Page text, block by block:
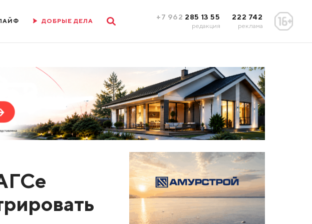
ДОБРЫЕ ДЕЛА +7 962 285 13 55
редакция
222 742
реклама